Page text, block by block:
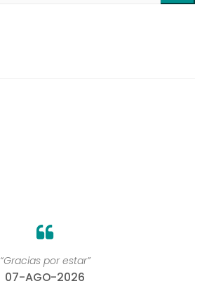
“Gracias por estar”
07-AGO-2026